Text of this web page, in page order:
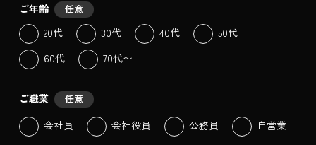
ご年齢 任意
20代 30代 40代
50代
60代
70代〜
ご職業 任意
会社員 会社役員 公務員 自営業